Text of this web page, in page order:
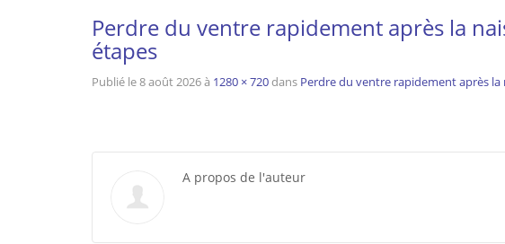
Perdre du ventre rapidement après la
étapes
Publié le8 août 2026à 1280 × 720dans Perdre du ventre rapidement après la
A propos de l'auteur